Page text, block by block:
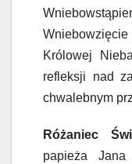
Królowej
refleksji nad
chwalebnym
Różaniec
papieża Jana